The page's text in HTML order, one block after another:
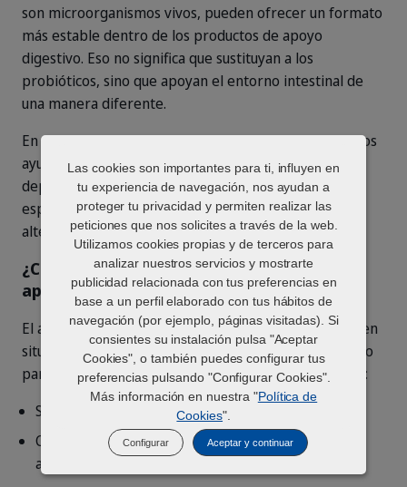
Probióticos para gatos
son microorganismos vivos, pueden ofrecer un formato
más estable dentro de los productos de apoyo
digestivo. Eso no significa que sustituyan a los
probióticos, sino que apoyan el entorno intestinal de
una manera diferente.
En conjunto, los prebióticos, postbióticos y probióticos
ayudan a entender la salud intestinal como algo que
depende del equilibrio y el apoyo continuos,
especialmente durante periodos de cambio o
alteración.
¿Cuándo pueden beneficiarse los gatos del
apoyo intestinal basado en bióticos?
El apoyo intestinal basado en bióticos puede ser útil en
situaciones en las que el equilibrio digestivo de tu gato
parece alterarse con más facilidad. Esto puede incluir:
Sensibilidad digestiva recurrente
Cambios en la alimentación o en la rutina de
alimentación
Las cookies son importantes para ti, influyen en
tu experiencia de navegación, nos ayudan a
proteger tu privacidad y permiten realizar las
peticiones que nos solicites a través de la web.
Utilizamos cookies propias y de terceros para
analizar nuestros servicios y mostrarte
publicidad relacionada con tus preferencias en
base a un perfil elaborado con tus hábitos de
navegación (por ejemplo, páginas visitadas). Si
consientes su instalación pulsa "Aceptar
Cookies", o también puedes configurar tus
preferencias pulsando "Configurar Cookies".
Más información en nuestra "Política de
Cookies".
Configurar Aceptar y continuar